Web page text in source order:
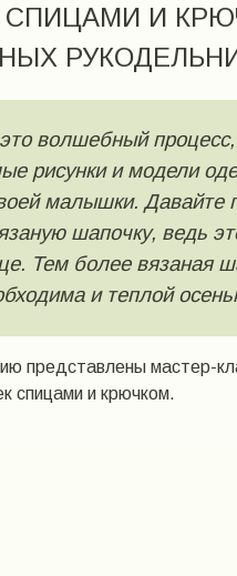
СПИЦАМИ И
волшебный процесс,
рисунки и модели
малышки. Давайте
шапочку, ведь
Тем более вязаная
и теплой
представлены мастер-
спицами и крючком.